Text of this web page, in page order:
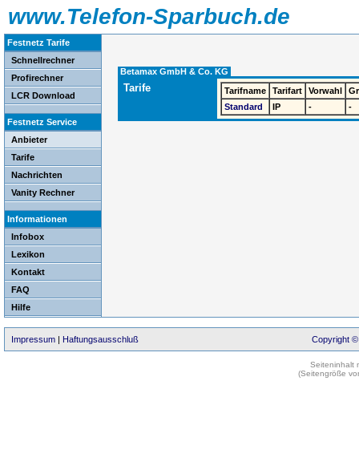
www.Telefon-Sparbuch.de
Festnetz Tarife
Schnellrechner
Profirechner
LCR Download
Festnetz Service
Anbieter
Tarife
Nachrichten
Vanity Rechner
Informationen
Infobox
Lexikon
Kontakt
FAQ
Hilfe
Betamax GmbH & Co. KG
Tarife Tarifname Tarifart Vorwahl
Standard
IP - -
Impressum | Haftungsausschluß Copyright ©
Seiteninhalt
(Seitengröße